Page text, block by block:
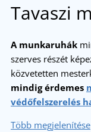
Tavaszi
A munkaruhák
szerves részét
közvetetten
mindig érdemes
védőfelszerelés
Több megjelenítése